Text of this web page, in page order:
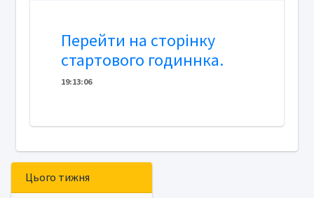
Перейти на сторінку
стартового годиннка.
19:13:06
Цього тижня